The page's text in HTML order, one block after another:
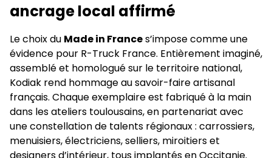
ancrage local affirmé
Le choix du Made in Frances’impose comme une
évidence pour R-Truck France. Entièrement imaginé,
assemblé et homologué sur le territoire national,
Kodiak rend hommage au savoir-faire artisanal
français. Chaque exemplaire est fabriqué à la main
dans les ateliers toulousains, en partenariat avec
une constellation de talents régionaux : carrossiers,
menuisiers, électriciens, selliers, miroitiers et
designers d’intérieur, tous implantés en Occitanie.